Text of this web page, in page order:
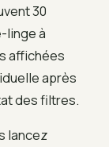
30
linge à
affichées
après
des filtres.
lancez